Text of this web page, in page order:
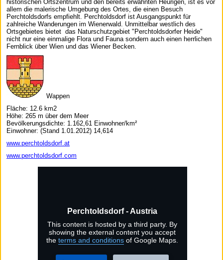
historischen Ortszentrum und den bereits erwähnten Heurigen, ist es vor
allem die malerische Umgebung des Ortes, die einen Besuch
Perchtoldsdorfs empfiehlt. Perchtoldsdorf ist Ausgangspunkt für
zahlreiche Wanderungen im Wienerwald. Unmittelbar westlich des
Ortsgebietes bietet das Naturschutzgebiet "Perchtoldsdorfer Heide"
nicht nur eine einmalige Flora und Fauna sondern auch einen herrlichen
Fernblick über Wien und das Wiener Becken.
Wappen
Fläche: 12.6 km2
Höhe: 265 m über dem Meer
Bevölkerungsdichte: 1.162,61 Einwohner/km²
Einwohner: (Stand 1.01.2012) 14,614
www.perchtoldsdorf.at
www.perchtoldsdorf.com
Perchtoldsdorf - Austria
This content is hosted by a third party. By
showing the external content you accept
theterms and conditions of Google Maps.